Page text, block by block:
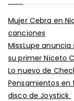
Mujer Cebra en
canciones
MissLupe
su primer Niceto
Lo nuevo de
Pensamientos en
disco de Joystick